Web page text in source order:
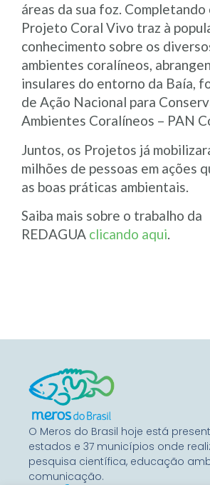
áreas da sua foz. Completando
Projeto Coral Vivo traz à
conhecimento sobre os
ambientes coralíneos,
insulares do entorno da Baía,
de Ação Nacional para
Ambientes Coralíneos – PAN
Juntos, os Projetos já
milhões de pessoas em ações
as boas práticas ambientais.
Saiba mais sobre o trabalho da
REDAGUA clicando aqui.
O Meros do Brasil hoje está
estados e 37 municípios onde
pesquisa científica, educação
comunicação.